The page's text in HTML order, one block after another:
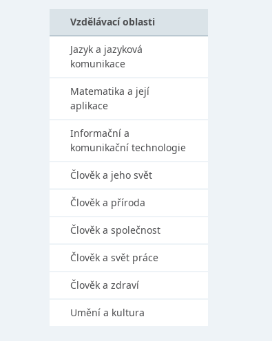
Vzdělávací oblasti
Jazyk a jazyková
komunikace
Matematika a její
aplikace
Informační a
komunikační technologie
Člověk a jeho svět
Člověk a příroda
Člověk a společnost
Člověk a svět práce
Člověk a zdraví
Umění a kultura